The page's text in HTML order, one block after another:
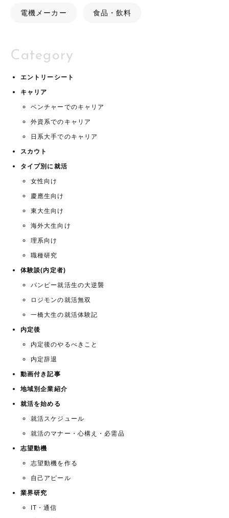
電機メーカー 食品・飲料
Category
エントリーシート
キャリア
ベンチャーでのキャリア
外資系でのキャリア
日系大手でのキャリア
スカウト
タイプ別に就活
女性向け
慶應生向け
東大生向け
海外大生向け
理系向け
職種研究
体験談(内定者)
パンピー就活生の大逆襲
ロジモンの就活無双
一橋大生の就活体験記
内定後
内定後のやるべきこと
内定辞退
動画付き記事
地域別企業紹介
就活を始める
就活スケジュール
就活のマナー・心構え・必需品
志望動機
志望動機を作る
自己アピール
業界研究
IT・通信